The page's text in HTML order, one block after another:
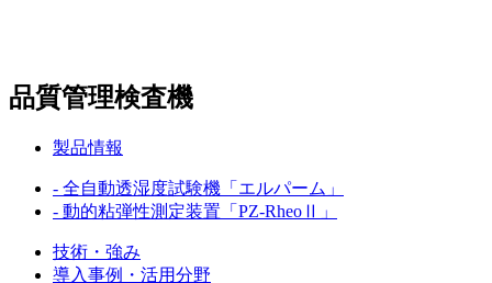
品質管理検査機
製品情報
- 全自動透湿度試験機「エルパーム」
- 動的粘弾性測定装置「PZ-RheoⅡ」
技術・強み
導入事例・活用分野